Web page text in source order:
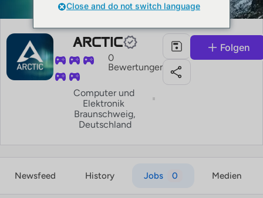
ARCTIC
0
Bewertungen
Computer und
Elektronik
Braunschweig,
Deutschland
Folgen
Newsfeed History Jobs 0 Medien
Close and do not switch language